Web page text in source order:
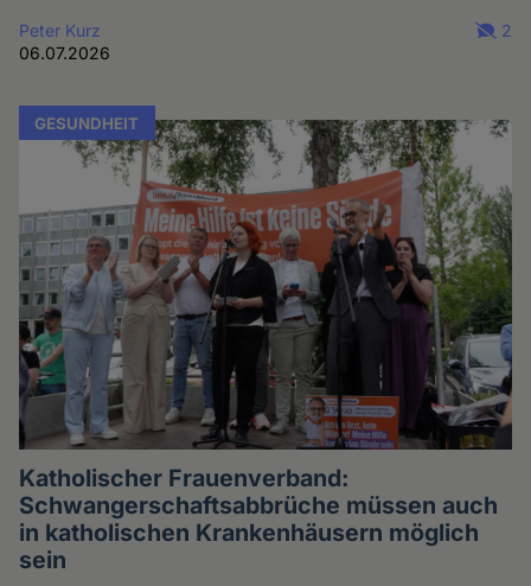
Peter Kurz
06.07.2026
2
GESUNDHEIT
Katholischer Frauenverband:
Schwangerschaftsabbrüche müssen auch
in katholischen Krankenhäusern möglich
sein